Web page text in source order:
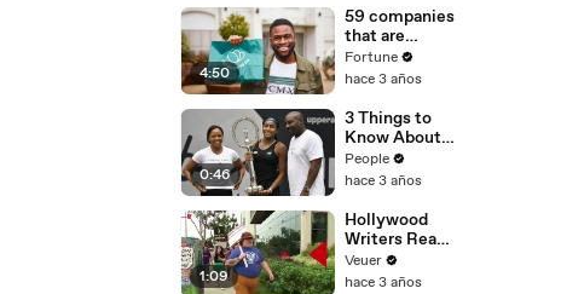
Misinformatio
n or
Disinformatio
n’ Amongst
All Social
Media
Platforms
4:50
59 companies
that are
changing the
world: From
Chobani
Fortune
hace 3 años
0:46
3 Things to
Know About
Coco Gauff's
Parents
People
hace 3 años
1:09
Hollywood
Writers Reach
‘Tentative
Agreement’
Veuer
hace 3 años